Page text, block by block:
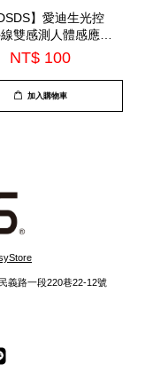
】愛迪生光控
雙感測人體感應燈
(EDS-IL6W)
NT$ 100
加入購物車
義路一段220巷22-12號